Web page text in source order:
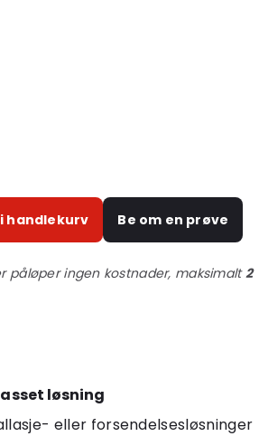
handlekurv Be om en prøve
påløper ingen kostnader, maksimalt2
løsning
eller forsendelsesløsninger